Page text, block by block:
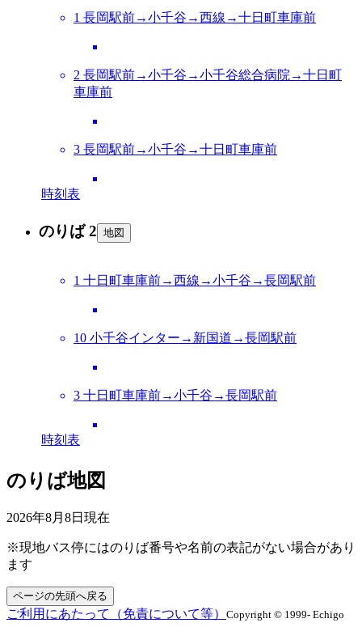
1 長岡駅前→小千谷→西線→十日町車庫前
2 長岡駅前→小千谷→小千谷総合病院→十日町
車庫前
3 長岡駅前→小千谷→十日町車庫前
時刻表
のりば 2 地図
1 十日町車庫前→西線→小千谷→長岡駅前
10 小千谷インター→新国道→長岡駅前
3 十日町車庫前→小千谷→長岡駅前
時刻表
のりば地図
2026年8月8日 現在
※現地バス停にはのりば番号や名前の表記がない場合があり
ます
ページの先頭へ戻る
ご利用にあたって（免責について等） Copyright © 1999- Echigo